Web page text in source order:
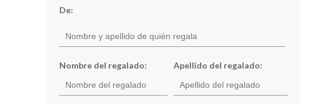
De:
Nombre del regalado: Apellido del regalado: